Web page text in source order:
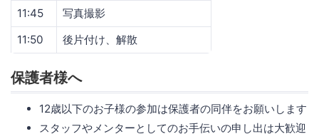
11:45
写真撮影
11:50
後片付け、解散
保護者様へ
12歳以下のお子様の参加は保護者の同伴をお願いします
スタッフやメンターとしてのお手伝いの申し出は大歓迎